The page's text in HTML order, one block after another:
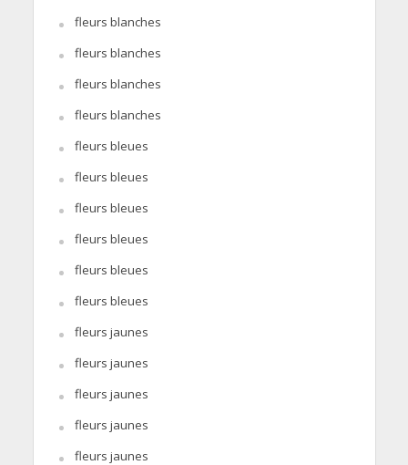
fleurs blanches
fleurs blanches
fleurs blanches
fleurs blanches
fleurs bleues
fleurs bleues
fleurs bleues
fleurs bleues
fleurs bleues
fleurs bleues
fleurs jaunes
fleurs jaunes
fleurs jaunes
fleurs jaunes
fleurs jaunes